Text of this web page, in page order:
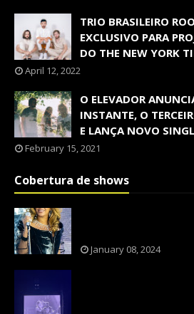
TRIO BRASILEIRO
EXCLUSIVO PARA
DO THE NEW YORK
April 12, 2022
O ELEVADOR
INSTANTE, O
E LANÇA NOVO
February 15, 2021
Cobertura de shows
January 08, 2024